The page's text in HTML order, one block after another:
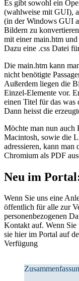
Es gibt sowohl ein
(wahlweise mit GUI),
(in der Windows GUI
Bildern zu
mit einer main.htm
Dazu eine .css Datei
Die main.htm kann
nicht benötigte
Außerdem liegen die
Einzel-Elemente vor.
einen Titel für das was
Dann heisst die
Möchte man nun auch
Macintosh, sowie die
adressieren, kann
Chromium als PDF
Neu im
Wenn Sie uns eine
öffentlich für alle zur
personenbezogenen
Kontakt auf. Wenn
sie hier im Portal auf
Verfügung